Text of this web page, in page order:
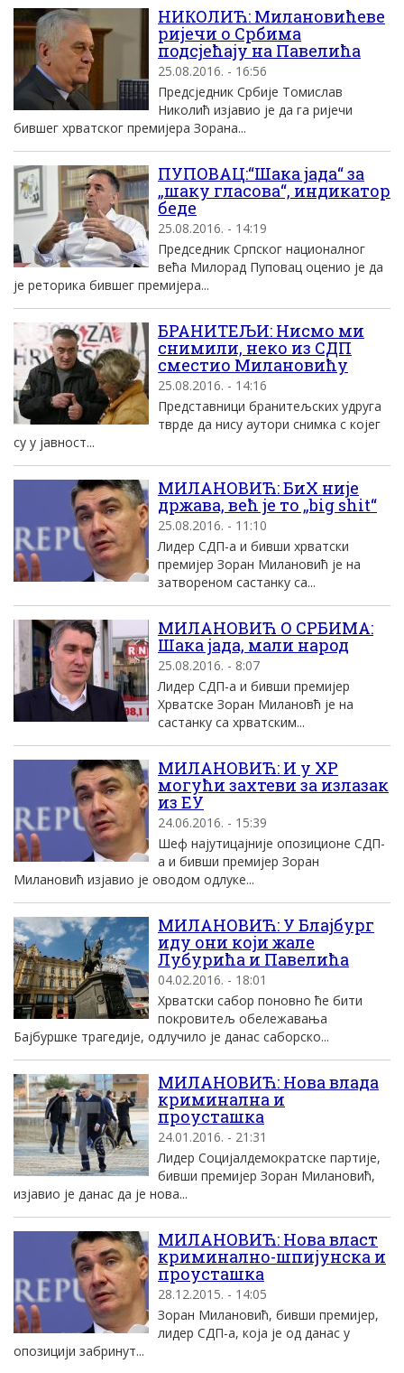
НИКОЛИЋ: Милановићеве
ријечи о Србима
подсјећају на Павелића
25.08.2016. - 16:56
Предсједник Србије Томислав
Николић изјавио је да га ријечи
бившег хрватског премијера Зорана...
ПУПОВАЦ:“Шака jада“ за
„шаку гласова“, индикатор
беде
25.08.2016. - 14:19
Председник Српског националног
већа Mилорад Пуповац оценио jе да
jе реторика бившег премиjера...
БРАНИТЕЉИ: Нисмо ми
снимили, неко из СДП
сместио Mилановићу
25.08.2016. - 14:16
Представници бранитељских удруга
тврде да нису аутори снимка с коjег
су у jавност...
MИЛАНОВИЋ: БиХ ниjе
држава, већ jе то „big shit“
25.08.2016. - 11:10
Лидер СДП-а и бивши хрватски
премиjер Зоран Mилановић jе на
затвореном састанку са...
MИЛАНОВИЋ О СРБИМА:
Шака jада, мали народ
25.08.2016. - 8:07
Лидер СДП-а и бивши премиjер
Хрватске Зоран Mилановћ jе на
састанку са хрватским...
MИЛАНОВИЋ: И у ХР
могући захтеви за излазак
из EУ
24.06.2016. - 15:39
Шеф наjутицаjниjе опозиционе СДП-
а и бивши премиjер Зоран
Mилановић изjавио jе оводом одлуке...
MИЛАНОВИЋ: У Блаjбург
иду они коjи жале
Лубурића и Павелића
04.02.2016. - 18:01
Хрватски сабор поновно ће бити
покровитељ обележавања
Баjбуршке трагедиjе, одлучило jе данас саборско...
MИЛАНОВИЋ: Нова влада
криминална и
проусташка
24.01.2016. - 21:31
Лидер Социjалдемократске партиjе,
бивши премиjер Зоран Mилановић,
изjавио jе данас да jе нова...
МИЛАНОВИЋ: Нова власт
криминално-шпијунска и
проусташка
28.12.2015. - 14:05
Зоран Милановић, бивши премијер,
лидер СДП-а, која је од данас у
опозицији забринут...